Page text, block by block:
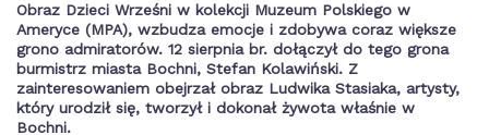
Obraz Dzieci Wrześni w kolekcji Muzeum Polskiego w
Ameryce (MPA), wzbudza emocje i zdobywa coraz większe
grono admiratorów. 12 sierpnia br. dołączył do tego grona
burmistrz miasta Bochni, Stefan Kolawiński. Z
zainteresowaniem obejrzał obraz Ludwika Stasiaka, artysty,
który urodził się, tworzył i dokonał żywota właśnie w
Bochni.